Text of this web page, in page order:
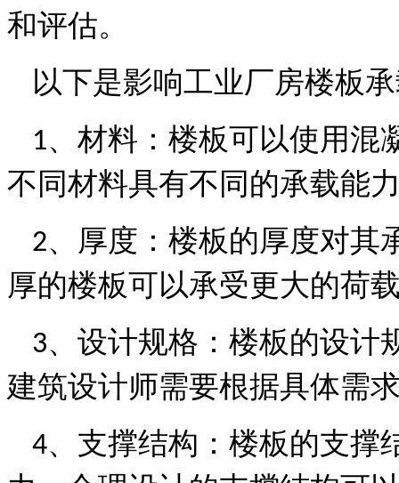
和评估。
以下是影响工业厂房楼板
1、 材料：楼板可以使用混
不同材料具有不同的承载能
2、
厚度：楼板的厚度对其
厚的楼板可以承受更大的荷
3、 设计规格：楼板的设计
建筑设计师需要根据具体需
4、 支撑结构：楼板的支撑